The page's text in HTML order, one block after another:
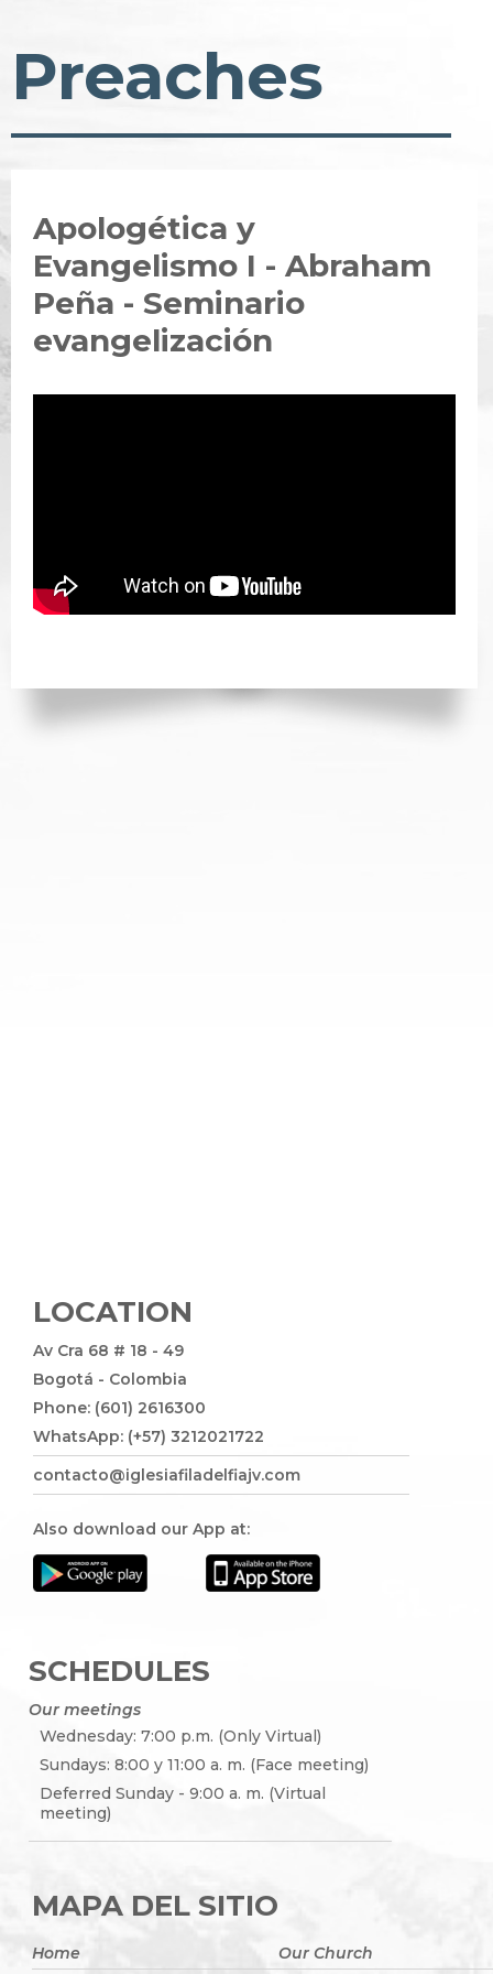
Preaches
Apologética y
Evangelismo I - Abraham
Peña - Seminario
evangelización
LOCATION
Av Cra 68 # 18 - 49
Bogotá - Colombia
Phone: (601) 2616300
WhatsApp: (+57) 3212021722
contacto@iglesiafiladelfiajv.com
Also download our App at:
SCHEDULES
Our meetings
Wednesday: 7:00 p.m. (Only Virtual)
Sundays: 8:00 y 11:00 a. m. (Face meeting)
Deferred Sunday - 9:00 a. m. (Virtual
meeting)
MAPA DEL SITIO
Home Our Church